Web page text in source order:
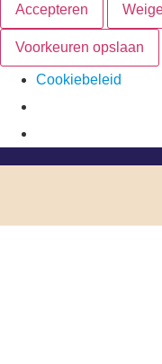
Accepteren
Voorkeuren opslaan
Cookiebeleid